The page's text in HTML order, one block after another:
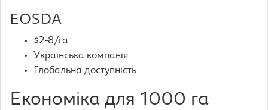
EOSDA
$2-8/га
Українська компанія
Глобальна доступність
Економіка для 1000 га